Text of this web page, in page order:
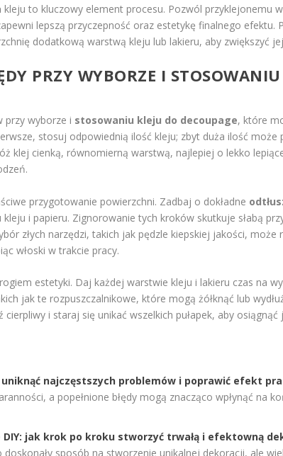
kleju to kluczowy element procesu. Pozwól przyklejonemu
lepszą przyczepność oraz estetykę finalnego efektu.
dodatkową warstwą kleju lub lakieru, aby zwiększyć
PRZY WYBORZE I
przy wyborze i stosowaniu kleju do decoupage, które
stosuj odpowiednią ilość kleju; zbyt duża ilość może
klej cienką, równomierną warstwą, najlepiej o lekko
przygotowanie powierzchni. Zadbaj o dokładne
i papieru. Zignorowanie tych kroków skutkuje słabą
złych narzędzi, takich jak pędzle kiepskiej jakości,
włoski w trakcie pracy.
estetyki. Daj każdej warstwie kleju i lakieru czas na
jak te rozpuszczalnikowe, które mogą żółknąć lub
cierpliwy i staraj się unikać wszelkich pułapek, aby
uniknąć najczęstszych problemów i poprawić efekt
a popełnione błędy mogą znacząco wpłynąć na
DIY: jak krok po kroku stworzyć trwałą i efektowną
doskonały sposób na stworzenie unikalnej dekoracji, ale